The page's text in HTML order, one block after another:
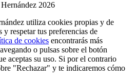
2026
utiliza cookies propias y de
y respetar tus preferencias de
de cookies encontrarás más
o pulsas sobre el botón
aceptas su uso. Si por el contrario
"Rechazar" y te indicaremos cómo